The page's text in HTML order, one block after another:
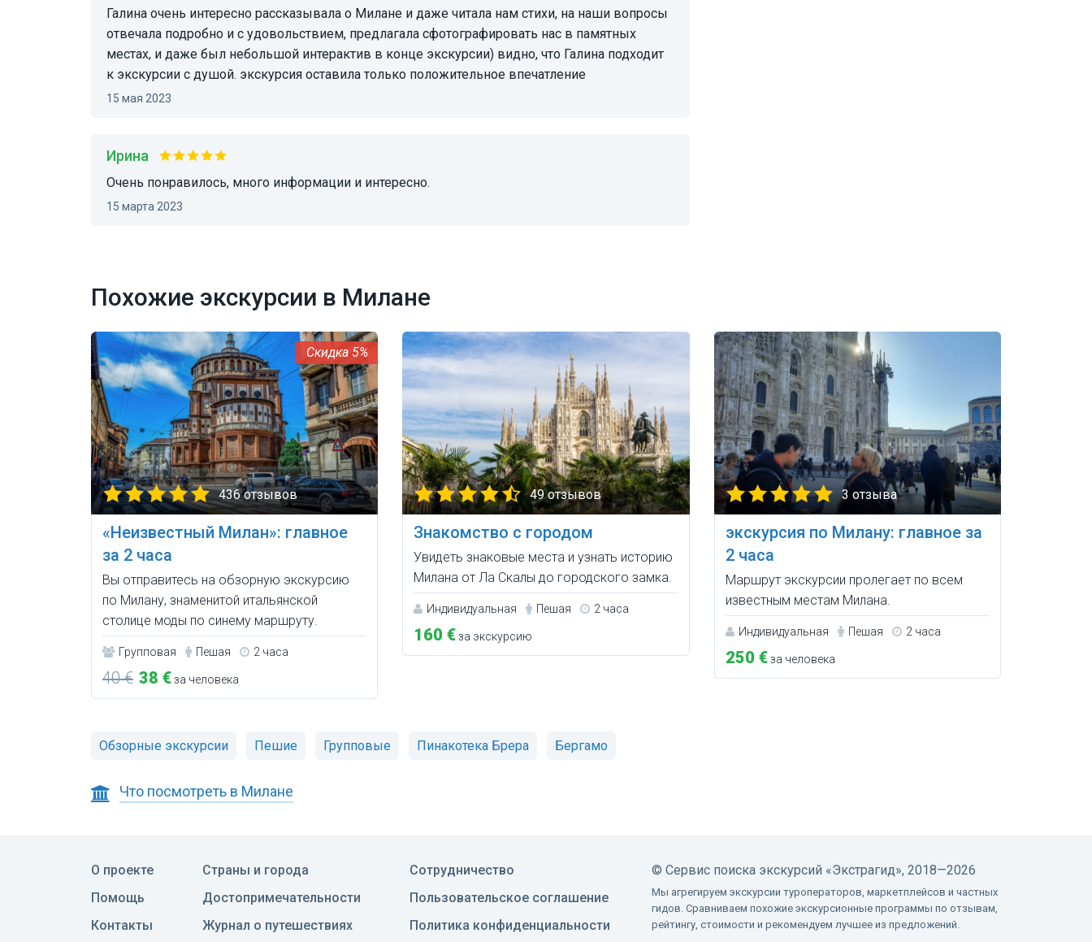
Галина очень интересно рассказывала о Милане и даже читала нам стихи, на наши вопросы
отвечала подробно и с удовольствием, предлагала сфотографировать нас в памятных
местах, и даже был небольшой интерактив в конце экскурсии) видно, что Галина подходит
к экскурсии с душой. экскурсия оставила только положительное впечатление
15 мая 2023
Ирина
Очень понравилось, много информации и интересно.
15 марта 2023
Похожие экскурсии в Милане
5%
436 отзывов
«Неизвестный Милан»: главное
за 2 часа
Вы отправитесь на обзорную экскурсию
по Милану, знаменитой итальянской
столице моды по синему маршруту.
Групповая Пешая 2 часа
40 € 38 €за человека
49 отзывов
Знакомство с городом
Увидеть знаковые места и узнать историю
Милана от Ла Скалы до городского замка.
Индивидуальная Пешая 2 часа
160 €за экскурсию
3 отзыва
экскурсия по Милану: главное за
2 часа
Маршрут экскурсии пролегает по всем
известным местам Милана.
Индивидуальная Пешая 2 часа
250 €за человека
Обзорные экскурсии Пешие Групповые Пинакотека Брера Бергамо
Что посмотреть в Милане
О проекте
Помощь
Контакты
Страны и города
Достопримечательности
Журнал о путешествиях
Сотрудничество
Пользовательское соглашение
Политика конфиденциальности
© Сервис поиска экскурсий «Экстрагид», 2018—2026
Мы агрегируем экскурсии туроператоров, маркетплейсов и частных
гидов. Сравниваем похожие экскурсионные программы по отзывам,
рейтингу, стоимости и рекомендуем лучшее из предложений.